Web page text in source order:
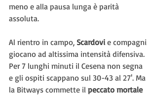
meno e alla pausa lunga è parità
assoluta.
Al rientro in campo, Scardovi e compagni
giocano ad altissima intensità difensiva.
Per 7 lunghi minuti il Cesena non segna
e gli ospiti scappano sul 30-43 al 27'. Ma
la Bitways commette il peccato mortale